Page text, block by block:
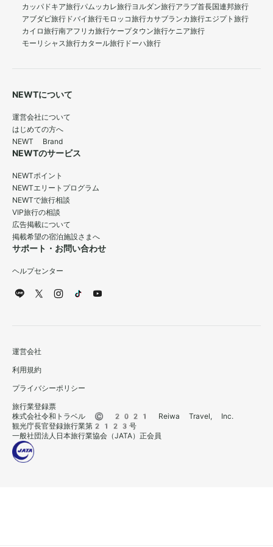
カッパドキア旅行パムッカレ旅行ヨルダン旅行アラブ首長国連邦旅行
アブダビ旅行 ドバイ旅行モロッコ旅行カサブランカ旅行エジプト旅行
カイロ旅行南アフリカ旅行ケープタウン旅行ケニア旅行
モーリシャス旅行カタール旅行 ドーハ旅行
NEWTについて
運営会社について
はじめての方へ
NEWT Brand
NEWTのサービス
NEWTポイント
NEWTエリートプログラム
NEWTで旅行相談
VIP旅行の相談
広告掲載について
掲載希望の宿泊施設さまへ
サポート・お問い合わせ
ヘルプセンター
運営会社
利用規約
プライバシーポリシー
旅行業登録票
株式会社令和トラベル © 2021 Reiwa Travel, Inc.
観光庁長官登録旅行業第2123号
一般社団法人日本旅行業協会（JATA）正会員